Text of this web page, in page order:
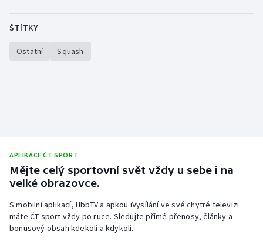
Plážový volejbal
Sportovní střelba
Stolní tenis
Triatlon
ŠTÍTKY
Ostatní Squash
APLIKACE ČT SPORT
Mějte celý sportovní svět vždy u sebe i na
velké obrazovce.
S mobilní aplikací, HbbTV a apkou iVysílání ve své chytré televizi
máte ČT sport vždy po ruce. Sledujte přímé přenosy, články a
bonusový obsah kdekoli a kdykoli.